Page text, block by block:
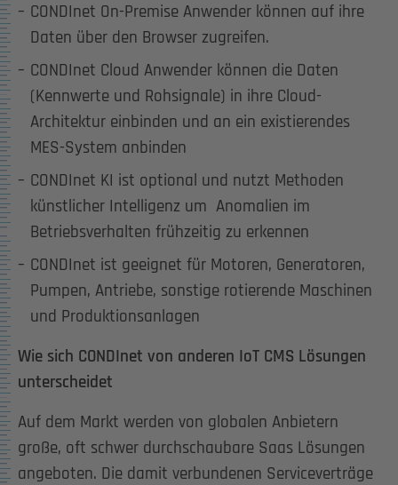
CONDInet On-Premise Anwender können auf ihre
Daten über den Browser zugreifen.
CONDInet Cloud Anwender können die Daten
(Kennwerte und Rohsignale) in ihre Cloud-
Architektur einbinden und an ein existierendes
MES-System anbinden
CONDInet KI ist optional und nutzt Methoden
künstlicher Intelligenz um Anomalien im
Betriebsverhalten frühzeitig zu erkennen
CONDInet ist geeignet für Motoren, Generatoren,
Pumpen, Antriebe, sonstige rotierende Maschinen
und Produktionsanlagen
Wie sich CONDInet von anderen IoT CMS Lösungen
unterscheidet
Auf dem Markt werden von globalen Anbietern
große, oft schwer durchschaubare Saas Lösungen
angeboten. Die damit verbundenen Serviceverträge